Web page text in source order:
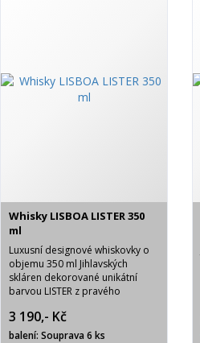
Whisky LISBOA LISTER 350
ml
Luxusní designové whiskovky o
objemu 350 ml Jihlavských
skláren dekorované unikátní
barvou LISTER z pravého
PbO. Jedná se o skleničky velmi
atraktivního vzhledu.
3 190,- Kč
balení: Souprava 6 ks